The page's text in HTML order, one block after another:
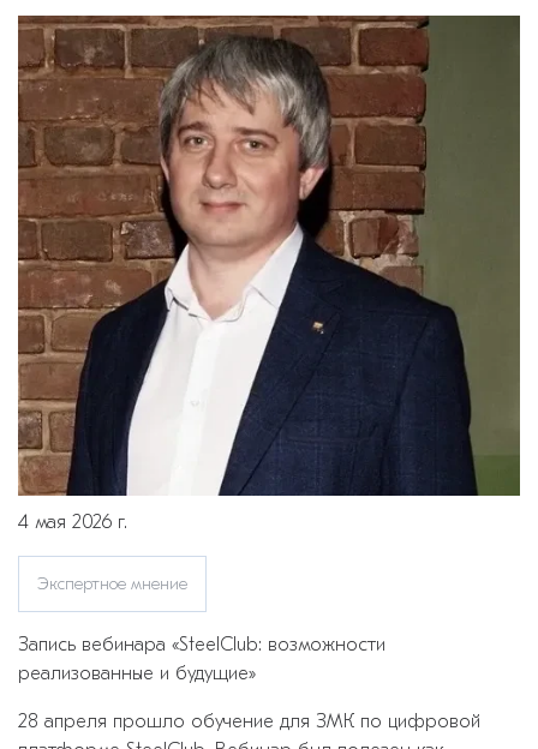
4 мая 2026 г.
Экспертное мнение
Запись вебинара «SteelClub: возможности
реализованные и будущие»
28 апреля прошло обучение для ЗМК по цифровой